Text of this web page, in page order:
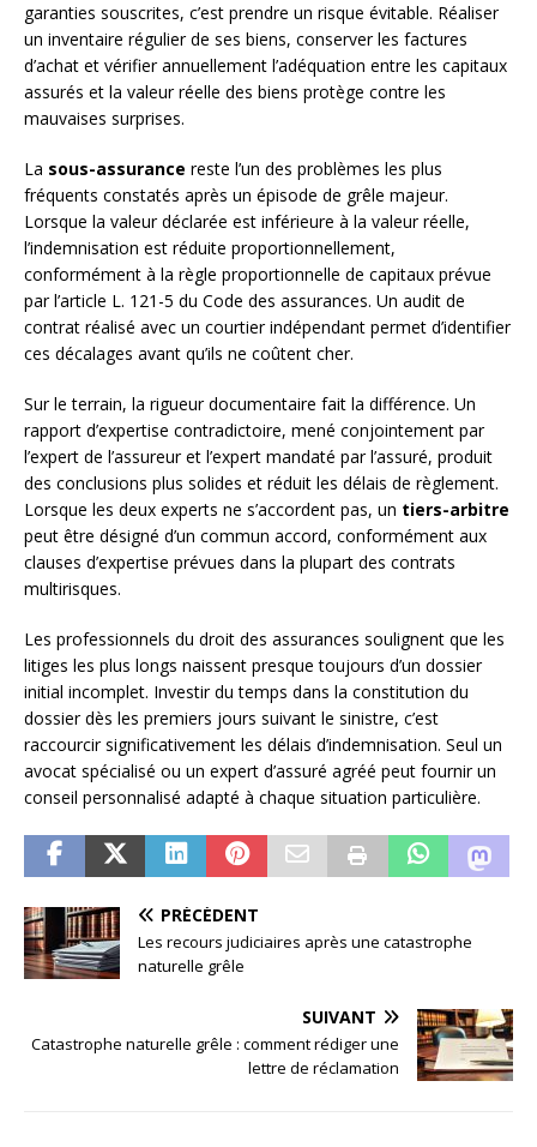
garanties souscrites, c’est prendre un risque évitable. Réaliser
un inventaire régulier de ses biens, conserver les factures
d’achat et vérifier annuellement l’adéquation entre les capitaux
assurés et la valeur réelle des biens protège contre les
mauvaises surprises.
La sous-assurance reste l’un des problèmes les plus
fréquents constatés après un épisode de grêle majeur.
Lorsque la valeur déclarée est inférieure à la valeur réelle,
l’indemnisation est réduite proportionnellement,
conformément à la règle proportionnelle de capitaux prévue
par l’article L. 121-5 du Code des assurances. Un audit de
contrat réalisé avec un courtier indépendant permet d’identifier
ces décalages avant qu’ils ne coûtent cher.
Sur le terrain, la rigueur documentaire fait la différence. Un
rapport d’expertise contradictoire, mené conjointement par
l’expert de l’assureur et l’expert mandaté par l’assuré, produit
des conclusions plus solides et réduit les délais de règlement.
Lorsque les deux experts ne s’accordent pas, un tiers-arbitre
peut être désigné d’un commun accord, conformément aux
clauses d’expertise prévues dans la plupart des contrats
multirisques.
Les professionnels du droit des assurances soulignent que les
litiges les plus longs naissent presque toujours d’un dossier
initial incomplet. Investir du temps dans la constitution du
dossier dès les premiers jours suivant le sinistre, c’est
raccourcir significativement les délais d’indemnisation. Seul un
avocat spécialisé ou un expert d’assuré agréé peut fournir un
conseil personnalisé adapté à chaque situation particulière.
PRÉCÉDENT
Les recours judiciaires après une catastrophe
naturelle grêle
SUIVANT
Catastrophe naturelle grêle : comment rédiger une
lettre de réclamation